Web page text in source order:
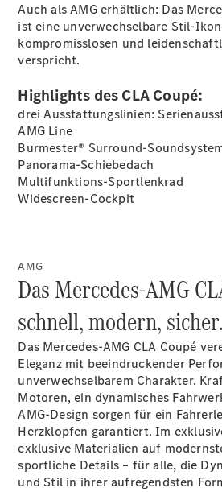
Innovation
Mercedes-
Store
Best Deal
Leasing
Privatkunden
Leasing
Gewerbekunden
Finanzierung
Privatkunden
Finanzierung
Gewerbekunden
Kurzfristig
verfügbare
Angebote
V-Klasse
Auch als AMG erhältlich: Das
ist eine unverwechselbare Stil-
kompromisslosen und
verspricht.
Highlights des CLA Coupé:
drei Ausstattungslinien:
AMG Line
Burmester® Surround-
Panorama-Schiebedach
Multifunktions-Sportlenkrad
Widescreen-Cockpit
AMG
Das Mercedes-AMG
schnell, modern, sicher.
Das Mercedes-AMG CLA Coupé
Eleganz mit beeindruckender
unverwechselbarem Charakter.
Motoren, ein dynamisches
AMG-Design sorgen für ein
Herzklopfen garantiert. Im
exklusive Materialien auf
sportliche Details – für alle, die
und Stil in ihrer aufregendsten